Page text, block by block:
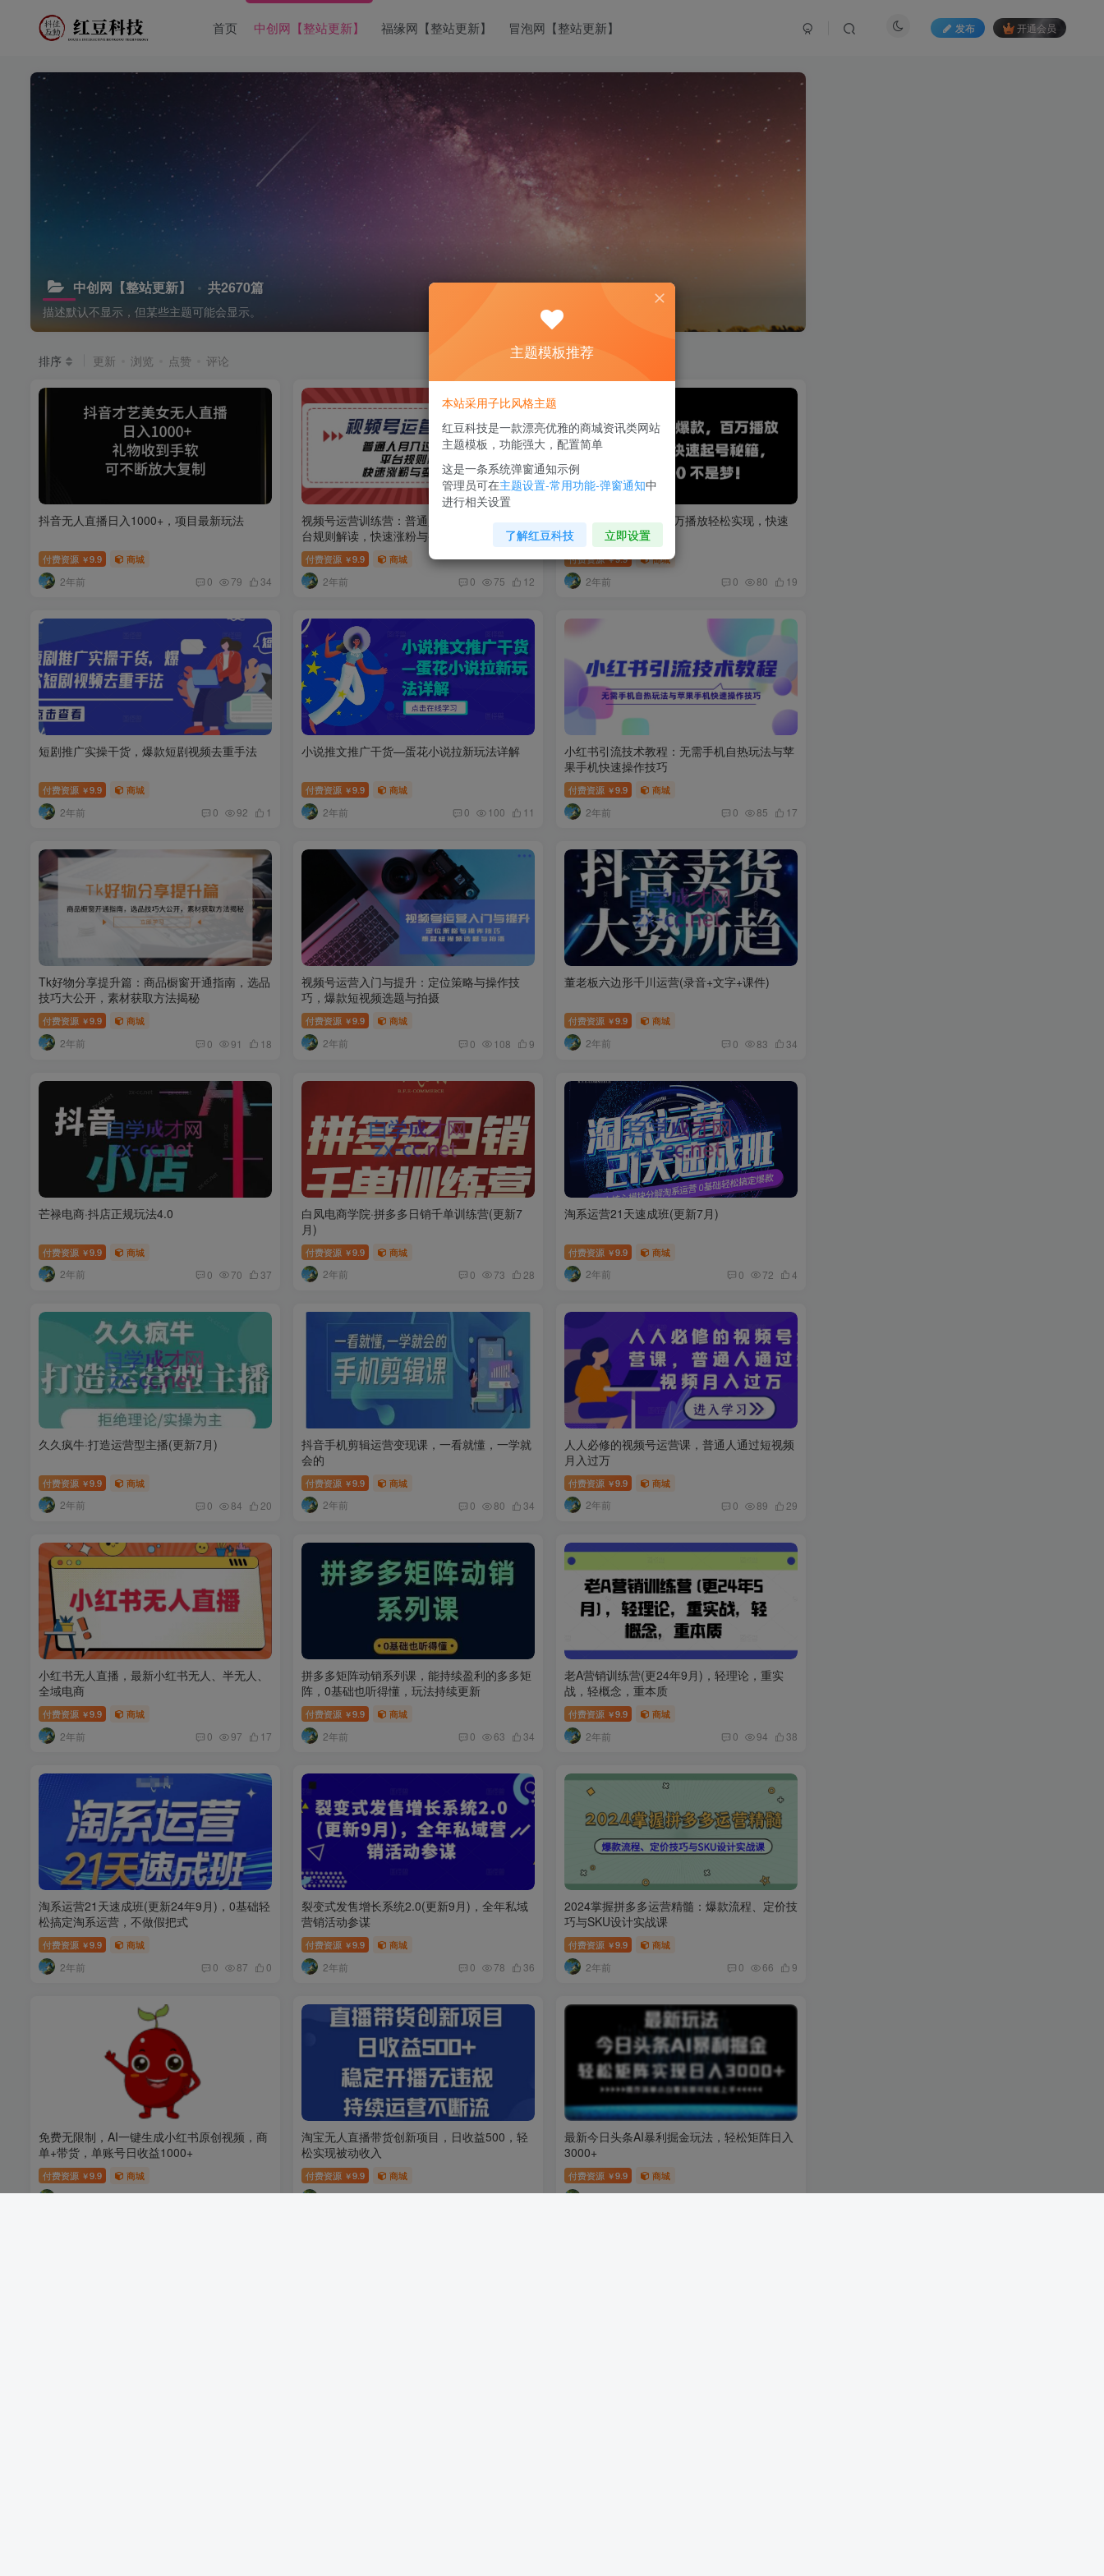
首页 中创网【整站更新】 福缘网【整站更新】 冒泡网【整站更新】 发布 开通会员
中创网【整站更新】 共2670篇
描述默认不显示，但某些主题可能会显示。
排序 更新 浏览 点赞 评论
抖音无人直播日入1000+，项目最新玩法
付费资源 ￥9.9 商城
2年前 0 79 34
视频号运营训练营：普通人月入过万秘籍，平
台规则解读，快速涨粉与变现
付费资源 ￥9.9 商城
2年前 0 75 12
抖音 AI 打造爆款，百万播放轻松实现，快速
起号秘籍【揭秘】
付费资源 ￥9.9 商城
2年前 0 80 19
短剧推广实操干货，爆款短剧视频去重手法
付费资源 ￥9.9 商城
2年前 0 92 1
小说推文推广干货—蛋花小说拉新玩法详解
付费资源 ￥9.9 商城
2年前 0 100 11
小红书引流技术教程：无需手机自热玩法与苹
果手机快速操作技巧
付费资源 ￥9.9 商城
2年前 0 85 17
Tk好物分享提升篇：商品橱窗开通指南，选品
技巧大公开，素材获取方法揭秘
付费资源 ￥9.9 商城
2年前 0 91 18
视频号运营入门与提升：定位策略与操作技
巧，爆款短视频选题与拍摄
付费资源 ￥9.9 商城
2年前 0 108 9
董老板六边形千川运营(录音+文字+课件)
付费资源 ￥9.9 商城
2年前 0 83 34
芒禄电商·抖店正规玩法4.0
付费资源 ￥9.9 商城
2年前 0 70 37
白凤电商学院·拼多多日销千单训练营(更新7
月)
付费资源 ￥9.9 商城
2年前 0 73 28
淘系运营21天速成班(更新7月)
付费资源 ￥9.9 商城
2年前 0 72 4
久久疯牛·打造运营型主播(更新7月)
付费资源 ￥9.9 商城
2年前 0 84 20
抖音手机剪辑运营变现课，一看就懂，一学就
会的
付费资源 ￥9.9 商城
2年前 0 80 34
人人必修的视频号运营课，普通人通过短视频
月入过万
付费资源 ￥9.9 商城
2年前 0 89 29
小红书无人直播，​最新小红书无人、半无人、
全域电商
付费资源 ￥9.9 商城
2年前 0 97 17
拼多多矩阵动销系列课，能持续盈利的多多矩
阵，0基础也听得懂，玩法持续更新
付费资源 ￥9.9 商城
2年前 0 63 34
老A营销训练营(更24年9月)，轻理论，重实
战，轻概念，重本质
付费资源 ￥9.9 商城
2年前 0 94 38
淘系运营21天速成班(更新24年9月)，0基础轻
松搞定淘系运营，不做假把式
付费资源 ￥9.9 商城
2年前 0 87 0
裂变式发售增长系统2.0(更新9月)，全年私域
营销活动参谋
付费资源 ￥9.9 商城
2年前 0 78 36
2024掌握拼多多运营精髓：爆款流程、定价技
巧与SKU设计实战课
付费资源 ￥9.9 商城
2年前 0 66 9
免费无限制，AI一键生成小红书原创视频，商
单+带货，单账号日收益1000+
付费资源 ￥9.9 商城
2年前 0 104 31
淘宝无人直播带货创新项目，日收益500，轻
松实现被动收入
付费资源 ￥9.9 商城
2年前 0 99 5
最新今日头条AI暴利掘金玩法，轻松矩阵日入
3000+
付费资源 ￥9.9 商城
2年前 0 72 0
主题模板推荐
本站采用子比风格主题
红豆科技是一款漂亮优雅的商城资讯类网站
主题模板，功能强大，配置简单
这是一条系统弹窗通知示例
管理员可在主题设置-常用功能-弹窗通知中
进行相关设置
了解红豆科技 立即设置